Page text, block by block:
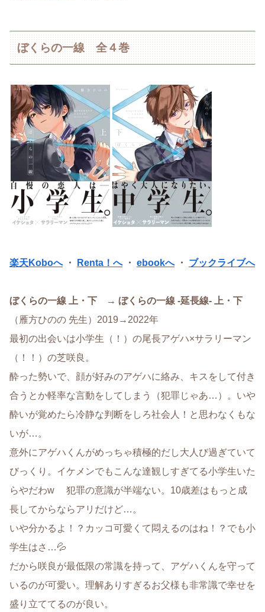
ぼくらの一線 全４巻
楽天Koboへ・ Renta！へ・ ebookへ・ ブックライブへ
ぼくらの一線 上・下 → ぼくらの一線 -延長線- 上・下
（雁方ひのの 先生）2019→2022年
最初の出会いは小学生（！）の尾長アゲハ×サラリーマン
（！！）の芝咲良。
酔った勢いで、顔が好みのアゲハに絡み、キスをして付き
合うとか軽率な言動をしてしまう（犯罪じゃあ…）。いや
酔いが覚めたら冷静な判断をしろ社会人！と思わなくもな
いが…。
意外にアゲハくんがめっちゃ積極的だし大人び過ぎていて
びっくり。イケメンでもこんな達観しすぎてる小学生いた
らやだわw 犯罪の意識が半端ない。10歳差はもっと成
長してからならアリだけど…。
いや分かるよ！？カッコ可愛くて悶えるのはね！？でも小
学生はさ…💦
だから咲良が最低限の常識を持って、アゲハくんを守って
いるのが可愛い。理解ありすぎるお父様も非常識で幸せを
盛り立ててるのが良い。